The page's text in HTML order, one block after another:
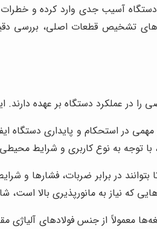
آسیب جدی وارد کرده و خطرات
تشخیص قطعات اصلی،
در عملکرد دستگاه بر عهده دارند.
در استحکام و پایداری دستگاه
توجه به نوع کاربری و شرایط
بتوانند در برابر ضربات،
که نیاز به مانورپذیری بالا
از جنس فولادهای آلیاژی